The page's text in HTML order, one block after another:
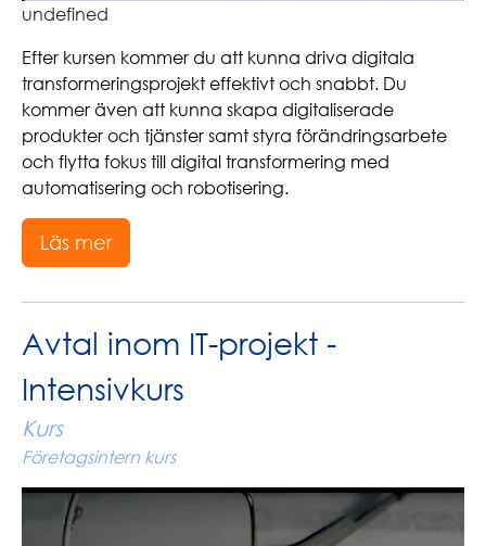
undefined
Efter kursen kommer du att kunna driva digitala
transformeringsprojekt effektivt och snabbt. Du
kommer även att kunna skapa digitaliserade
produkter och tjänster samt styra förändringsarbete
och flytta fokus till digital transformering med
automatisering och robotisering.
Läs mer
Avtal inom IT-projekt -
Intensivkurs
Kurs
Företagsintern kurs